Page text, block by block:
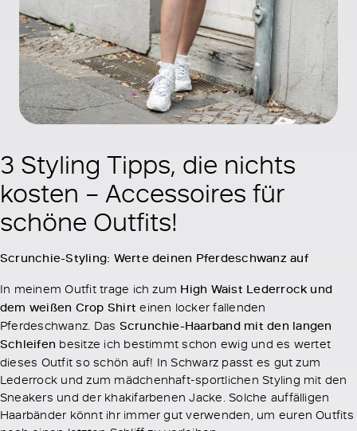
3 Styling Tipps, die nichts
kosten – Accessoires für
schöne Outfits!
Scrunchie-Styling: Werte deinen Pferdeschwanz auf
In meinem Outfit trage ich zum High Waist Lederrock und
dem weißen Crop Shirt einen locker fallenden
Pferdeschwanz. Das Scrunchie-Haarband mit den langen
Schleifen besitze ich bestimmt schon ewig und es wertet
dieses Outfit so schön auf! In Schwarz passt es gut zum
Lederrock und zum mädchenhaft-sportlichen Styling mit den
Sneakers und der khakifarbenen Jacke. Solche auffälligen
Haarbänder könnt ihr immer gut verwenden, um euren Outfits